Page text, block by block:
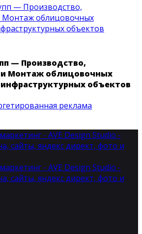
— Производство,
и Монтаж облицовочных
объектов
реклама